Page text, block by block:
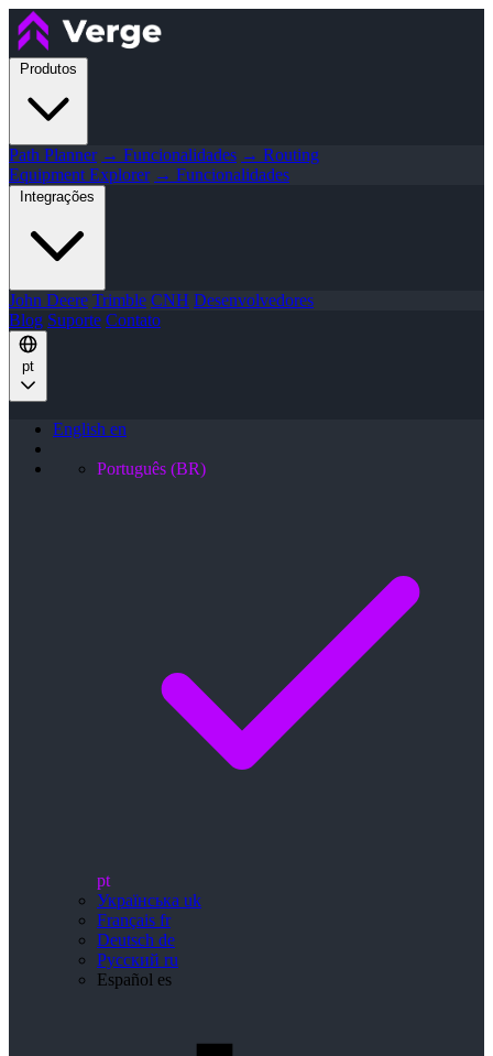
Produtos
Path Planner → Funcionalidades → Routing
Equipment Explorer → Funcionalidades
Integrações
John Deere Trimble CNH Desenvolvedores
Blog Suporte Contato
pt
English en
Português (BR)
pt
Українська uk
Français fr
Deutsch de
Русский ru
Español es